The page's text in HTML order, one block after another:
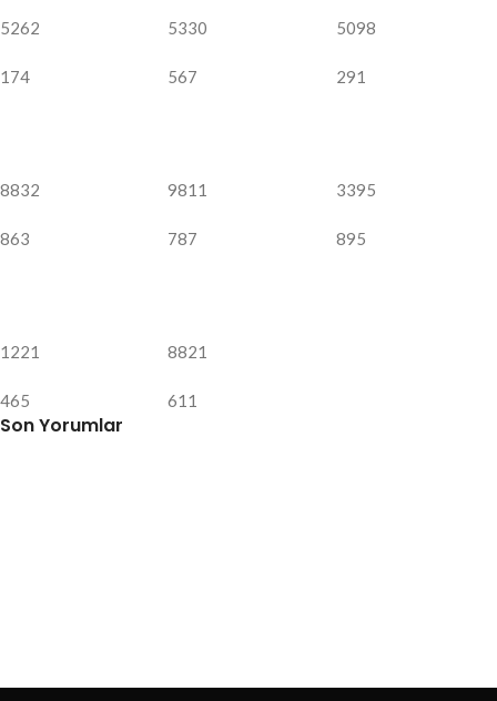
5262
174
5330
567
5098
291
8832
863
9811
787
3395
895
1221
465
8821
611
Son Yorumlar